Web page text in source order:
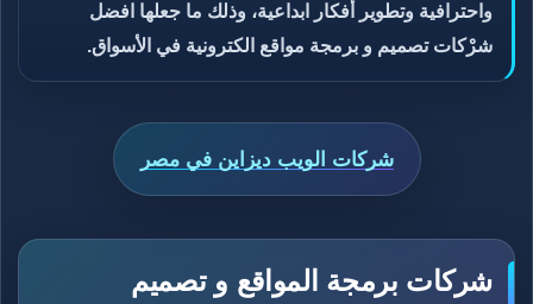
واحترافية وتطوير أفكار ابداعية، وذلك ما جعلها افضل
شرْكات تصميم و برمجة مواقع الكترونية في الأسواق.
شركات الويب ديزاين في مصر
شركات برمجة المواقع و تصميم